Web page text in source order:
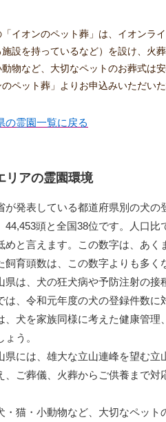
イオンのペット葬」は、イオンラ
設を持っているなど）を設け、火
物など、大切なペットのお葬式は
のペット葬」よりお申込みいただいた
霊園一覧に戻る
リアの霊園環境
が発表している都道府県別の犬
44,453頭と全国38位です。人口
めと言えます。この数字は、あ
飼育頭数は、この数字よりも多く
県は、犬の狂犬病や予防注射の
は、令和元年度の犬の登録件数
、犬を家族同様に考えた健康管
う。
県には、雄大な立山連峰を望む立
、ご葬儀、火葬からご供養まで対
・猫・小動物など、大切なペット